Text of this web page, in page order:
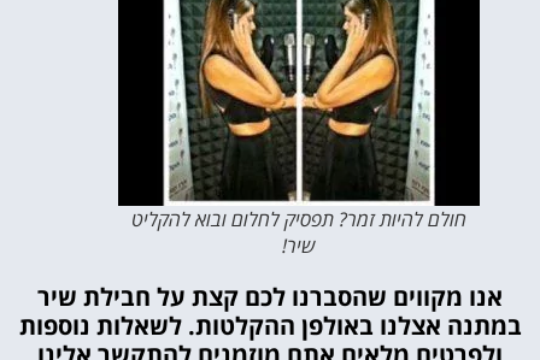
חולם להיות זמר? תפסיק לחלום ובוא להקליט
שיר!
אנו מקווים שהסברנו לכם קצת על חבילת שיר
במתנה אצלנו באולפן ההקלטות. לשאלות נוספות